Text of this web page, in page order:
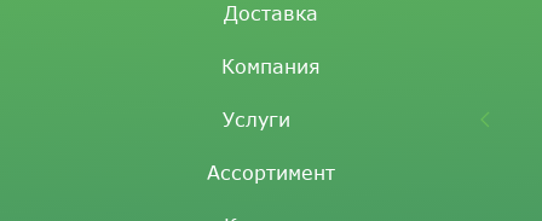
Доставка
Компания
Услуги
Ассортимент